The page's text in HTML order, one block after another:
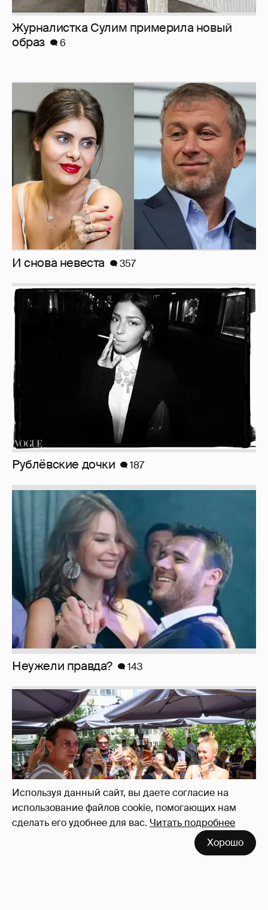
Используя данный сайт, вы даете согласие на
использование файлов cookie, помогающих нам
сделать его удобнее для вас. Читать подробнее
Хорошо
Журналистка Сулим примерила новый
образ
6
И снова невеста 357
Рублёвские дочки 187
Неужели правда? 143